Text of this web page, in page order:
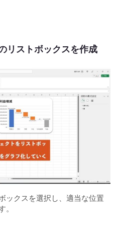
リストボックスを作成
クスを選択し、適当な位置
。